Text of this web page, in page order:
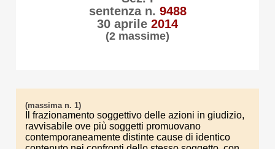
sentenza n. 9488
30 aprile 2014
(2 massime)
(massima n. 1)
Il frazionamento soggettivo delle azioni in giudizio,
ravvisabile ove più soggetti promuovano
contemporaneamente distinte cause di identico